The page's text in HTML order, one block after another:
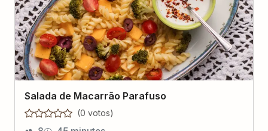
Salada de Macarrão Parafuso
(0 votos)